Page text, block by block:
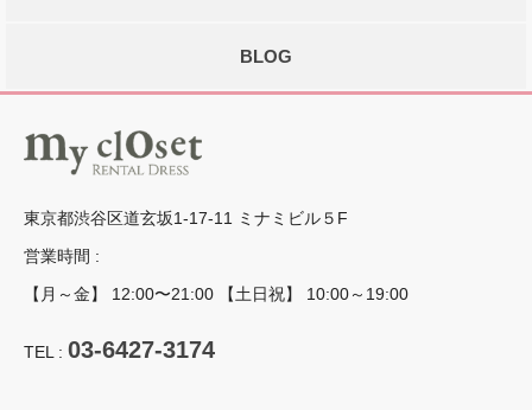
BLOG
東京都渋谷区道玄坂1-17-11 ミナミビル５F
営業時間 :
【月～金】 12:00〜21:00 【土日祝】 10:00～19:00
TEL : 03-6427-3174